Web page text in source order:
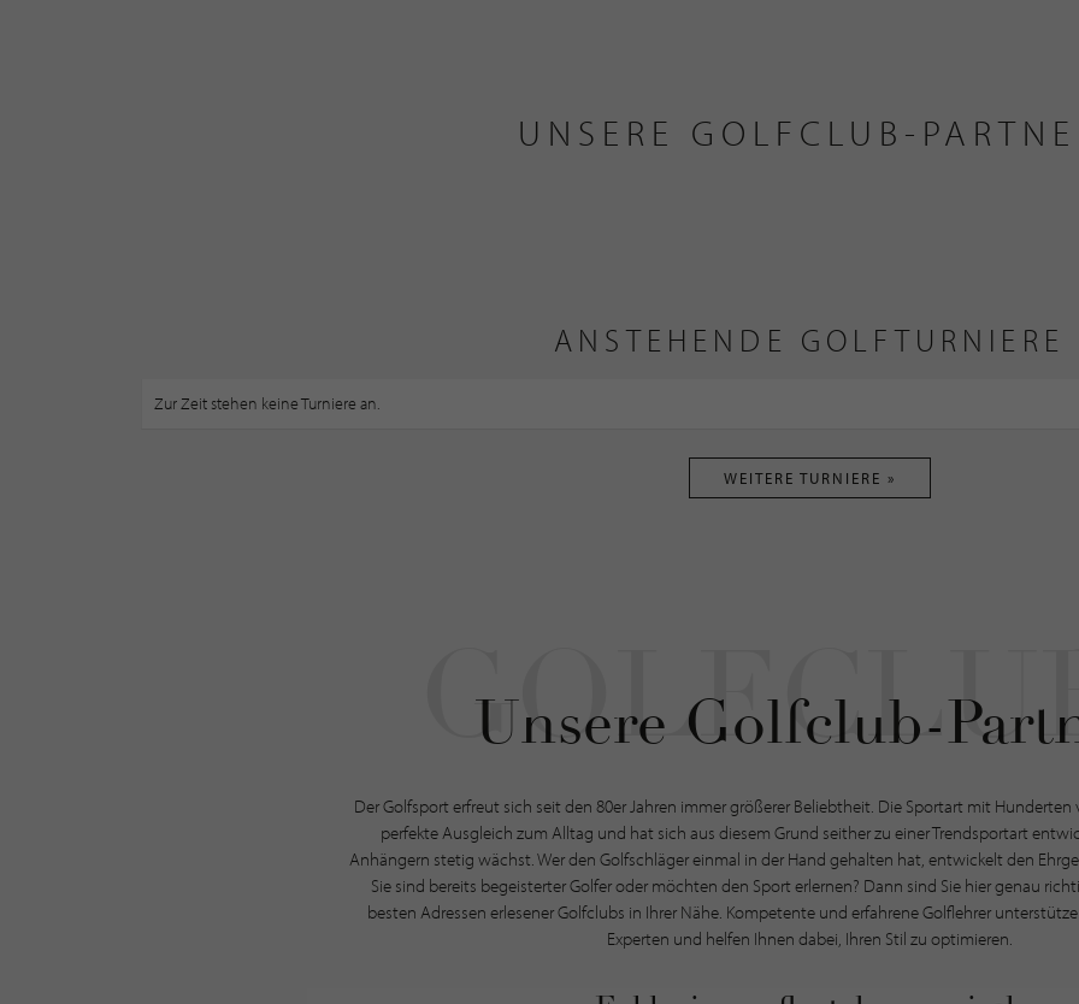
UNSERE GOLFCLUB-
ANSTEHENDE GOLFTURNIERE
Zur Zeit stehen keine Turniere an.
WEITERE TURNIERE »
Unsere Golfclub-
Der Golfsport erfreut sich seit den 80er Jahren immer größerer Beliebtheit. Die Sportart mit Hunderten
perfekte Ausgleich zum Alltag und hat sich aus diesem Grund seither zu einer Trendsportart
Anhängern stetig wächst. Wer den Golfschläger einmal in der Hand gehalten hat, entwickelt den
Sie sind bereits begeisterter Golfer oder möchten den Sport erlernen? Dann sind Sie hier genau
besten Adressen erlesener Golfclubs in Ihrer Nähe. Kompetente und erfahrene Golflehrer
Experten und helfen Ihnen dabei, Ihren Stil zu optimieren.